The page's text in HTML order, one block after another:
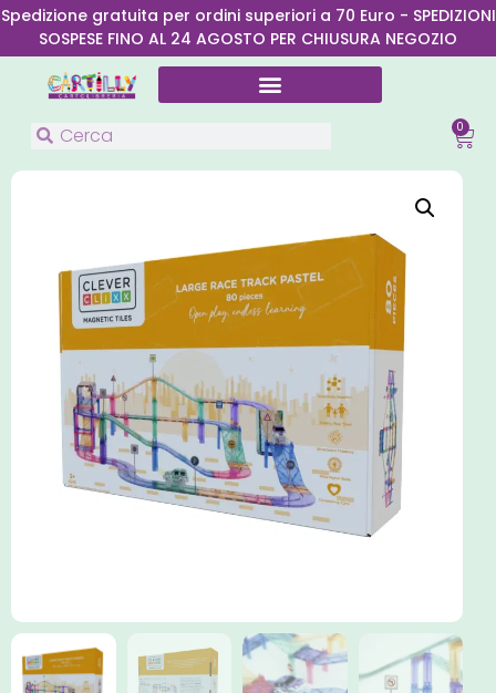
Spedizione gratuita per ordini superiori a 70 Euro - SPEDIZIONI
SOSPESE FINO AL 24 AGOSTO PER CHIUSURA NEGOZIO
0